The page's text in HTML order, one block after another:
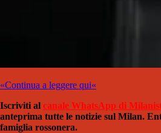
«Continua a leggere qui«
Iscriviti al canale WhatsApp di
anteprima tutte le notizie sul Milan.
famiglia rossonera.